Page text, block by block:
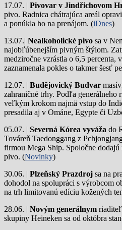
17.07. | Pivovar v Jindřichovom
pivo. Radnica chátrajúca areál
a ponúkla ho na prenájom. (iDnes)
13.07.| Nealkoholické pivo sa v
najobľúbenejším pivným štýlom.
medziročne vzrástla o 6,5 percenta,
zaznamenala pokles o takmer šesť
12.07. | Budějovický Budvar
zahraničné trhy. Podľa generálneho
veľkým krokom najmä vstup do
presadila aj v Ománe, Egypte či
05.07. | Severná Kórea vyváža do
Továreň Taedonggang z
firmou Mega Ship. Spoločne
pivo. (Novinky)
30.06. | Plzeňský Prazdroj sa na
dohodol na spolupráci s výrobcom
na trh limitovanú edíciu kožených
28.06. | Novým generálnym
skupiny Heineken sa od októbra